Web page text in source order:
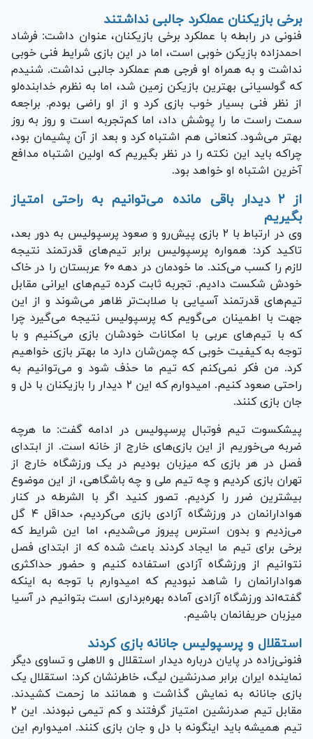
برخی بازیکنان عملکرد جالبی نداشتند
فنونی در رابطه با عملکرد برخی بازیکنان، عنوان داشت: فرشاد
احمدزاده بازیکن خوبی است، اما در این بازی شرایط فنی خوبی
نداشت و به همراه او فرجی هم عملکرد جالبی نداشت. شنیدم
که گولسیانی بهترین بازیکن زمین شد، اما به نظرم خدابنده‌لو
از نظر فنی بسیار خوب بازی کرد و از او راضی بودم. براجعه
سمت راست ما را پوشش داد، اما کم‌تجربه است و روز به روز
بهتر می‌شود. کنعانی هم اشتباه کرد و بعد از آن پشیمان بود،
چراکه باید این نکته را در نظر بگیریم که اولین اشتباه مدافع
آخرین اشتباه او خواهد بود.
از ۲ دیدار باقی مانده می‌توانیم به راحتی امتیاز
بگیریم
وی در ارتباط با ۲ بازی پیش‌رو و صعود پرسپولیس به دور بعد،
تاکید کرد: همواره پرسپولیس برابر تیم‌های قدرتمند نتیجه
لازم را کسب می‌کند. ما خودمان در دهه ۶۰ عربستان را در خاک
خودش شکست دادیم. تجربه ثابت کرده تیم‌های ایرانی مقابل
تیم‌های قدرتمند آسیایی با صلابت‌تر ظاهر می‌شوند و از این
جهت با اطمینان می‌گویم که پرسپولیس نتیجه می‌گیرد چرا
که با تیم‌های عربی با امکانات خودشان بازی می‌کنیم و با
توجه به کیفیت خوبی که چمن‌شان دارد ما بهتر بازی خواهیم
کرد. من فکر نمی‌کنم که تیم ما حذف شود و می‌توانیم به
راحتی صعود کنیم. امیدوارم که این ۲ دیدار را بازیکنان با دل و
جان بازی کنند.
پیشکسوت تیم فوتبال پرسپولیس در ادامه گفت: ما هرچه
ضربه می‌خوریم از این بازی‌های خارج از خانه است. از ابتدای
فصل در هر بازی که میزبان بودیم در یک ورزشگاه خارج از
تهران بازی کردیم و چه تیم ملی و چه باشگاهی، از این موضوع
بیشترین ضرر را کردیم. تصور کنید اگر با الشرطه در کنار
هوادارانمان در ورزشگاه آزادی بازی می‌کردیم، حداقل ۴ گل
می‌زدیم و بدون استرس پیروز می‌شدیم، اما این شرایط که
برخی برای تیم ما ایجاد کردند باعث شده که از ابتدای فصل
نتوانیم از ورزشگاه آزادی استفاده کنیم و حضور حداکثری
هوادارانمان را شاهد نبودیم که امیدوارم با توجه به اینکه
گفته‌اند ورزشگاه آزادی آماده بهره‌برداری است بتوانیم در آسیا
میزبان حریفانمان باشیم.
استقلال و پرسپولیس جانانه بازی کردند
فنونی‌زاده در پایان درباره دیدار استقلال و الاهلی و تساوی دیگر
نماینده ایران برابر صدرنشین لیگ، خاطرنشان کرد: استقلال یک
بازی جانانه به نمایش گذاشت و همانند ما زحمت کشیدند.
مقابل تیم صدرنشین امتیاز گرفتند و کم تیمی نبودند. این ۲
تیم همیشه باید اینگونه با دل و جان بازی کنند. امیدوارم این